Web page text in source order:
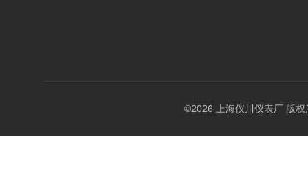
©2026 上海仪川仪表厂 版